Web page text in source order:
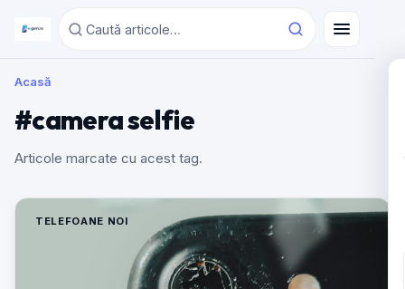
Acasă
#camera selfie
Articole marcate cu acest tag.
TELEFOANE NOI